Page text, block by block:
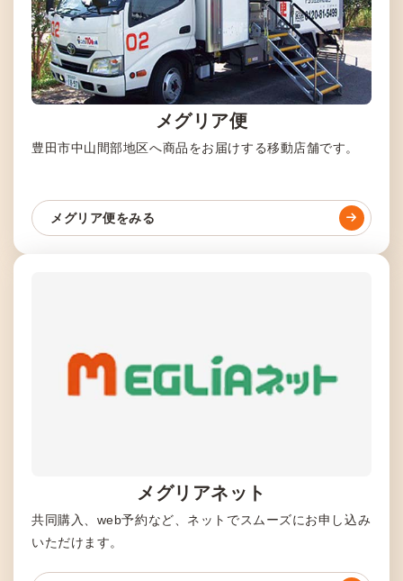
メグリア便
豊田市中山間部地区へ商品をお届けする移動店舗です。
メグリア便をみる
メグリアネット
共同購入、web予約など、ネットでスムーズにお申し込み
いただけます。